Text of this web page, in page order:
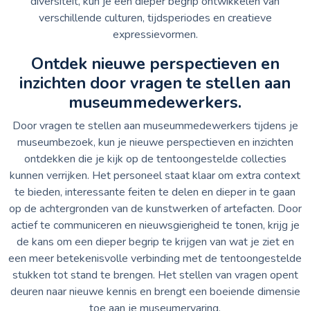
verschillende culturen, tijdsperiodes en creatieve
expressievormen.
Ontdek nieuwe perspectieven en
inzichten door vragen te stellen aan
museummedewerkers.
Door vragen te stellen aan museummedewerkers tijdens je
museumbezoek, kun je nieuwe perspectieven en inzichten
ontdekken die je kijk op de tentoongestelde collecties
kunnen verrijken. Het personeel staat klaar om extra context
te bieden, interessante feiten te delen en dieper in te gaan
op de achtergronden van de kunstwerken of artefacten. Door
actief te communiceren en nieuwsgierigheid te tonen, krijg je
de kans om een dieper begrip te krijgen van wat je ziet en
een meer betekenisvolle verbinding met de tentoongestelde
stukken tot stand te brengen. Het stellen van vragen opent
deuren naar nieuwe kennis en brengt een boeiende dimensie